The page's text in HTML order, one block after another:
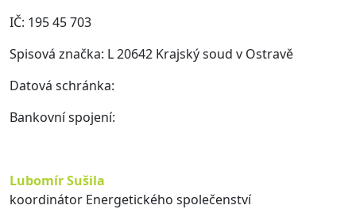
IČ: 195 45 703
Spisová značka: L 20642 Krajský soud v Ostravě
Datová schránka:
Bankovní spojení:
Lubomír Sušila
koordinátor Energetického společenství